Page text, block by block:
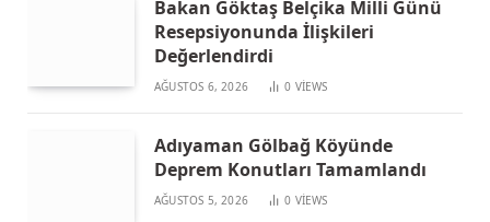
Bakan Göktaş Belçika Milli Günü
Resepsiyonunda İlişkileri
Değerlendirdi
AĞUSTOS 6, 2026 0 VIEWS
Adıyaman Gölbağ Köyünde
Deprem Konutları Tamamlandı
AĞUSTOS 5, 2026 0 VIEWS